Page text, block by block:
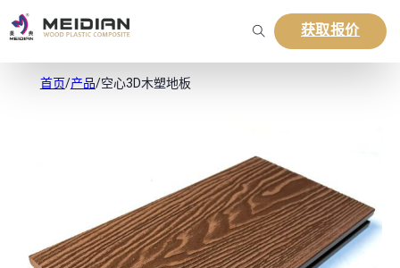
获取报价
首页/产品/空心3D木塑地板